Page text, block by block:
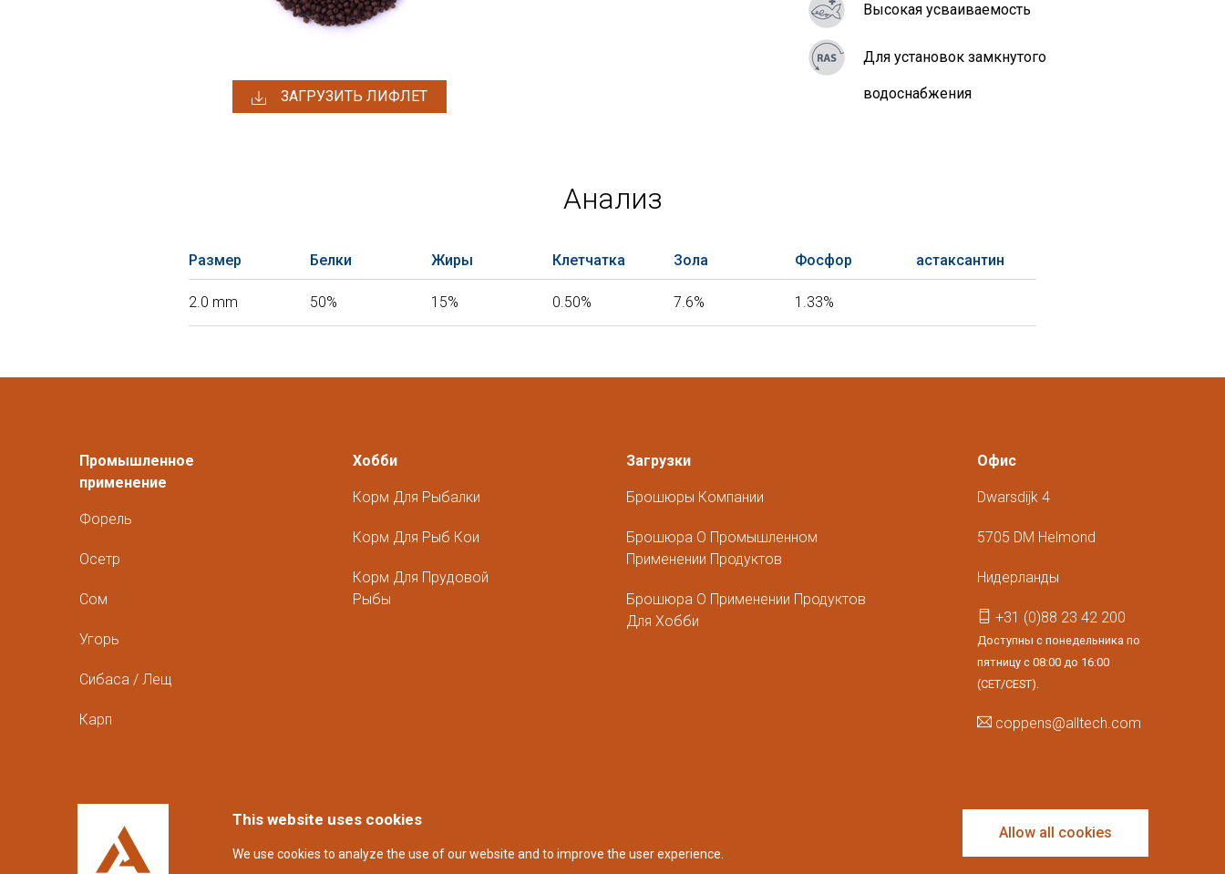
This website uses cookies
We use cookies to analyze the use of our website and to improve the user experience.
Allow all cookies
ЗАГРУЗИТЬ ЛИФЛЕТ
Высокая усваиваемость
Для установок замкнутого
водоснабжения
Анализ
Размер Белки Жиры Клетчатка Зола Фосфор астаксантин
2.0 mm 50% 15% 0.50% 7.6% 1.33%
Промышленное
применение
Форель
Осетр
Сом
Угорь
Сибаса / Лещ
Карп
Хобби
Корм Для Рыбалки
Корм Для Рыб Кои
Корм Для Прудовой
Рыбы
Загрузки
Брошюры Компании
Брошюра О Промышленном
Применении Продуктов
Брошюра О Применении Продуктов
Для Хобби
Офис
Dwarsdijk 4
5705 DM Helmond
Нидерланды
+31 (0)88 23 42 200
Доступны с понедельника по
пятницу с 08:00 до 16:00
(CET/CEST).
coppens@alltech.com